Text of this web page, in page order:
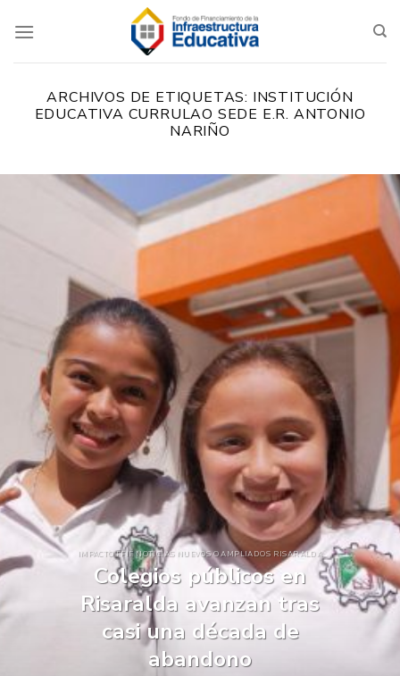
ARCHIVOS DE ETIQUETAS: INSTITUCIÓN
EDUCATIVA CURRULAO SEDE E.R. ANTONIO
NARIÑO
IMPACTO FFIE NOTICIAS NUEVOS O AMPLIADOS RISARALDA
Colegios públicos en
Risaralda avanzan tras
casi una década de
abandono